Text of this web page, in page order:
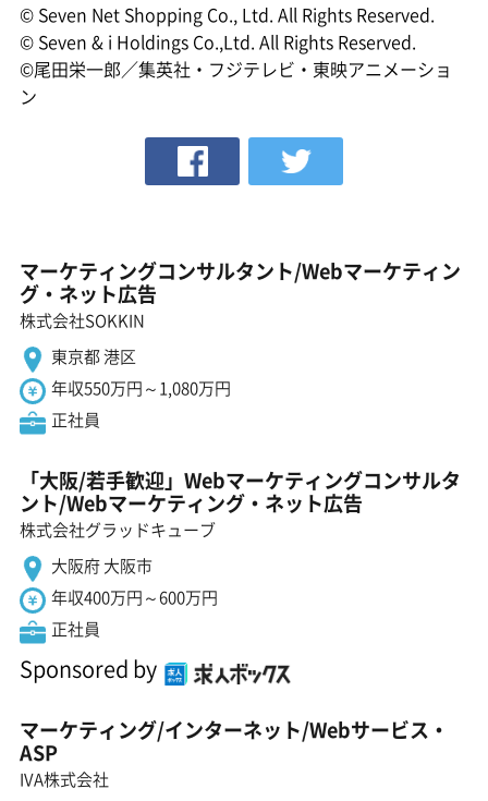
© Seven Net Shopping Co., Ltd. All Rights Reserved.
© Seven & i Holdings Co.,Ltd. All Rights Reserved.
©尾田栄一郎／集英社・フジテレビ・東映アニメーショ
ン
マーケティングコンサルタント/Webマーケティン
グ・ネット広告
株式会社SOKKIN
東京都 港区
年収550万円～1,080万円
正社員
「大阪/若手歓迎」Webマーケティングコンサルタ
ント/Webマーケティング・ネット広告
株式会社グラッドキューブ
大阪府 大阪市
年収400万円～600万円
正社員
Sponsored by
マーケティング/インターネット/Webサービス・
ASP
IVA株式会社